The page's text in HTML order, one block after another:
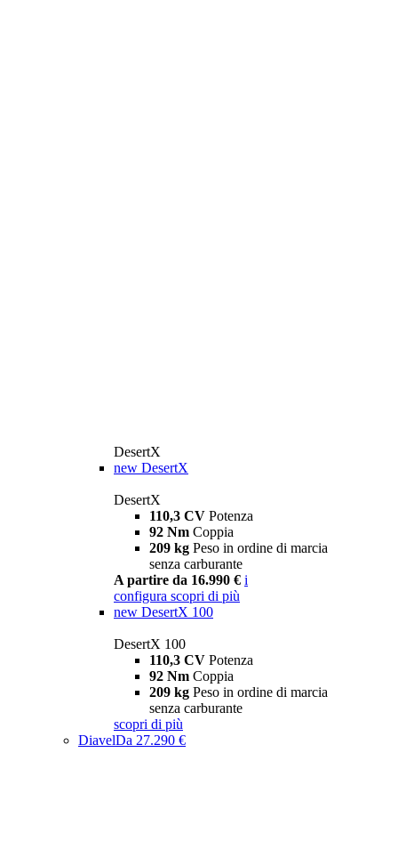
DesertX
new DesertX
DesertX
110,3 CV Potenza
92 Nm Coppia
209 kg Peso in ordine di marcia
senza carburante
A partire da 16.990 € i
configura scopri di più
new DesertX 100
DesertX 100
110,3 CV Potenza
92 Nm Coppia
209 kg Peso in ordine di marcia
senza carburante
scopri di più
DiavelDa 27.290 €